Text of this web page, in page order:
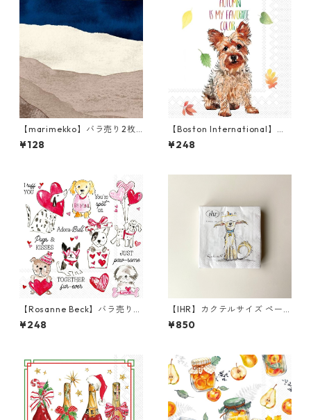
【marimekko】バラ売り2枚
ランチサイズ ペーパーナプキ
ン JOIKU クリームxブルー
¥128
【Boston International】バ
ラ売り2枚 カクテルサイズ ペ
ーパーナプキン Autumn Favo
¥248
【Rosanne Beck】バラ売り2
枚 カクテルサイズ ペーパーナ
プキン Pugs & Kisses ホワイ
¥248
【IHR】カクテルサイズ ペー
パーナプキン EMOTION DOG
S ホワイト Anita Jeram 20枚
¥850